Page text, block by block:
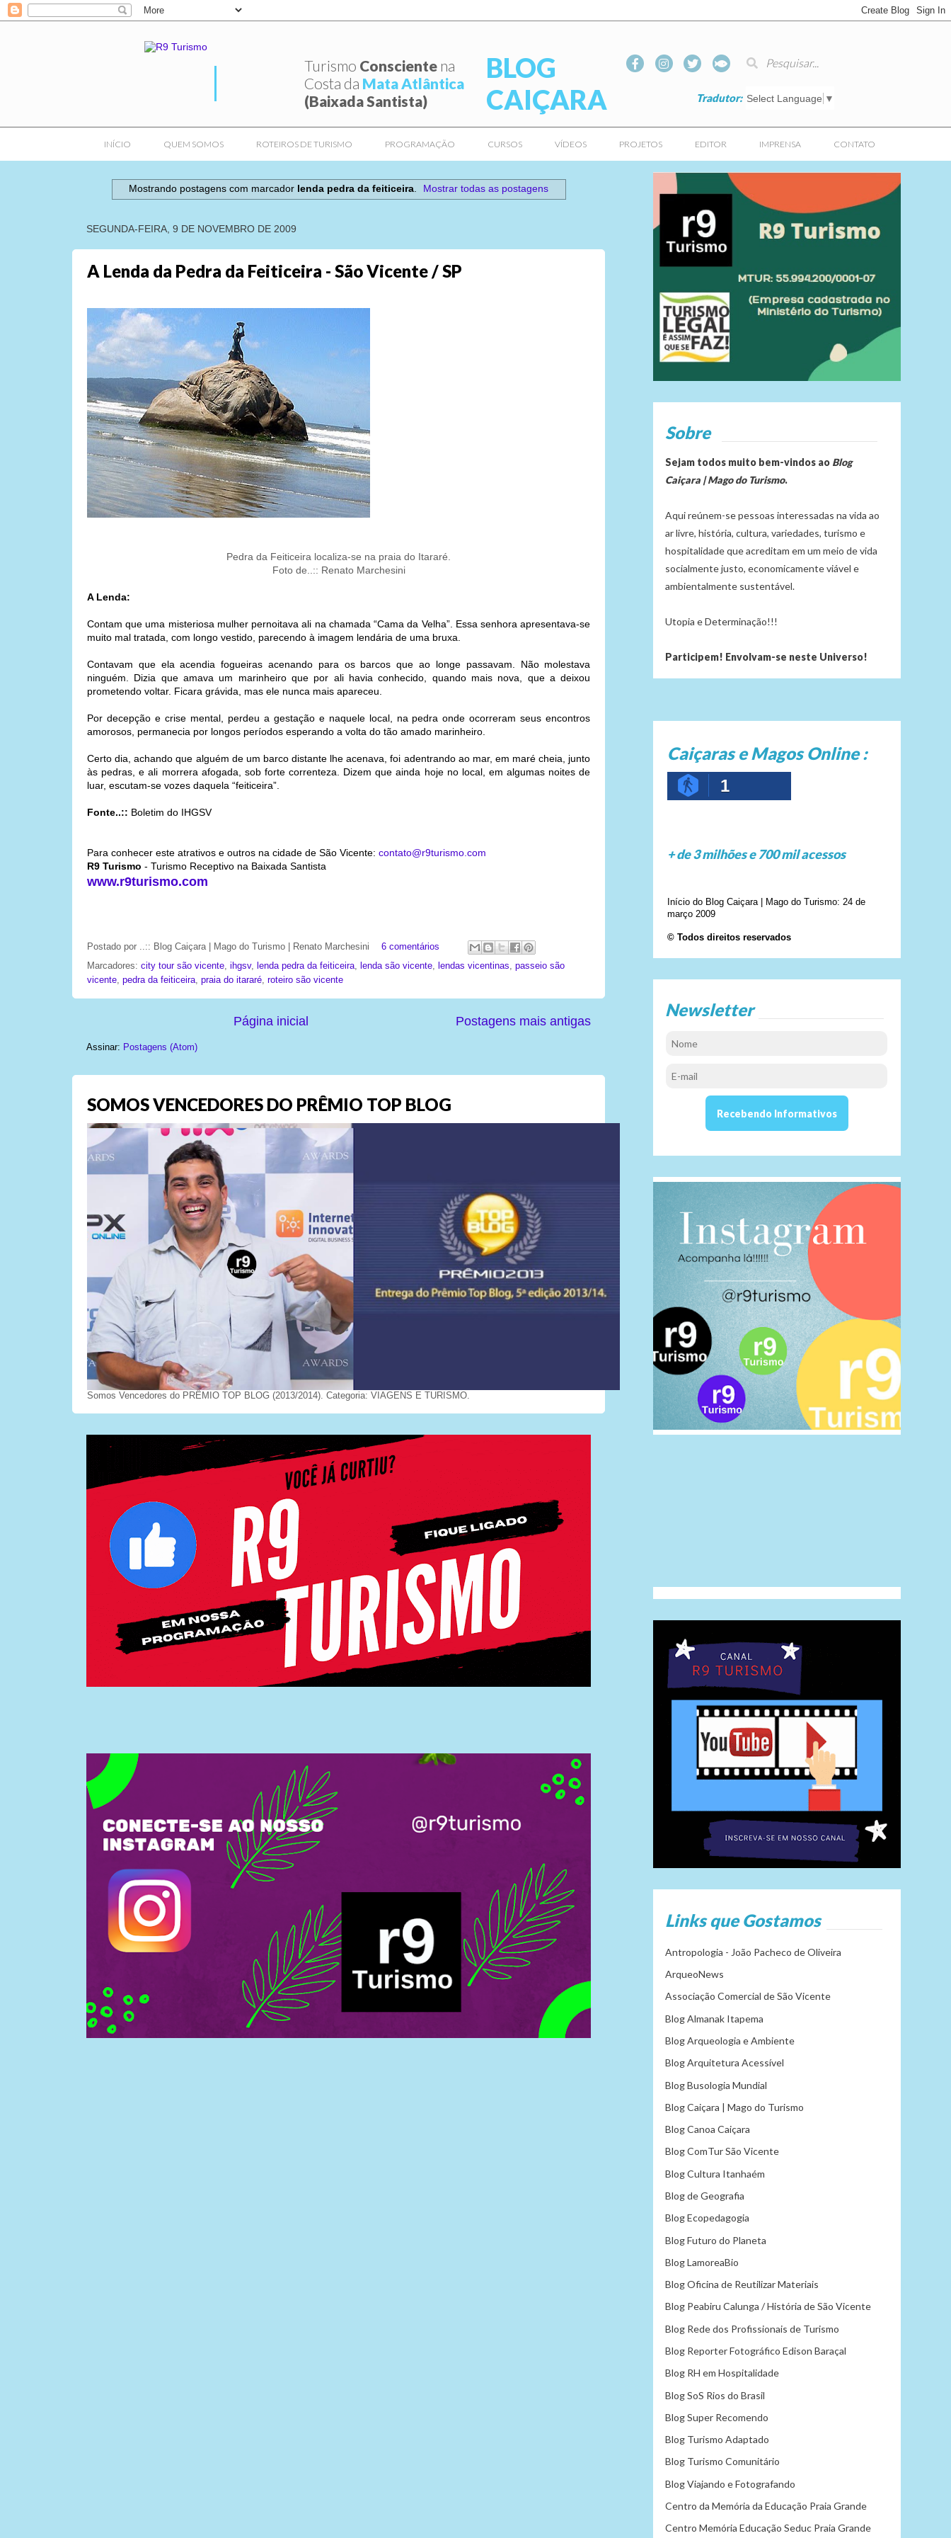
Turismo Consciente na
Costa da Mata Atlântica
(Baixada Santista)
BLOG
CAIÇARA
Select Language ▼
Tradutor:
INÍCIO QUEM SOMOS ROTEIROS DE TURISMO PROGRAMAÇÃO CURSOS VÍDEOS PROJETOS EDITOR IMPRENSA CONTATO
Mostrando postagens com marcador lenda pedra da feiticeira. Mostrar todas as postagens
SEGUNDA-FEIRA, 9 DE NOVEMBRO DE 2009
A Lenda da Pedra da Feiticeira - São Vicente / SP
Pedra da Feiticeira localiza-se na praia do Itararé.
Foto de..:: Renato Marchesini
A Lenda:
Contam que uma misteriosa mulher pernoitava ali na chamada “Cama da Velha”. Essa senhora apresentava-se
muito mal tratada, com longo vestido, parecendo à imagem lendária de uma bruxa.
Contavam que ela acendia fogueiras acenando para os barcos que ao longe passavam. Não molestava
ninguém. Dizia que amava um marinheiro que por ali havia conhecido, quando mais nova, que a deixou
prometendo voltar. Ficara grávida, mas ele nunca mais apareceu.
Por decepção e crise mental, perdeu a gestação e naquele local, na pedra onde ocorreram seus encontros
amorosos, permanecia por longos períodos esperando a volta do tão amado marinheiro.
Certo dia, achando que alguém de um barco distante lhe acenava, foi adentrando ao mar, em maré cheia, junto
às pedras, e ali morrera afogada, sob forte correnteza. Dizem que ainda hoje no local, em algumas noites de
luar, escutam-se vozes daquela “feiticeira”.
Fonte..:: Boletim do IHGSV
Para conhecer este atrativos e outros na cidade de São Vicente: contato@r9turismo.com
R9 Turismo - Turismo Receptivo na Baixada Santista
www.r9turismo.com
Postado por ..:: Blog Caiçara | Mago do Turismo | Renato Marchesini
6 comentários
Marcadores: city tour são vicente ihgsv, lenda pedra da feiticeira lenda são vicente lendas vicentinas
passeio são
vicente pedra da feiticeira praia do itararé roteiro são vicente
Postagens mais antigas
Página inicial
Assinar: Postagens (Atom)
SOMOS VENCEDORES DO PRÊMIO TOP BLOG
Somos Vencedores do PRÊMIO TOP BLOG (2013/2014). Categoria: VIAGENS E TURISMO.
Sobre
Sejam todos muito bem-vindos ao Blog
Caiçara | Mago do Turismo.
Aqui reúnem-se pessoas interessadas na vida ao
ar livre, história, cultura, variedades, turismo e
hospitalidade que acreditam em um meio de vida
socialmente justo, economicamente viável e
ambientalmente sustentável.
Utopia e Determinação!!!
Participem! Envolvam-se neste Universo!
Caiçaras e Magos Online :
1
+ de 3 milhões e 700 mil acessos
Início do Blog Caiçara | Mago do Turismo: 24 de
março 2009
© Todos direitos reservados
Newsletter
Links que Gostamos
Antropologia - João Pacheco de Oliveira
ArqueoNews
Associação Comercial de São Vicente
Blog Almanak Itapema
Blog Arqueologia e Ambiente
Blog Arquitetura Acessível
Blog Busologia Mundial
Blog Caiçara | Mago do Turismo
Blog Canoa Caiçara
Blog ComTur São Vicente
Blog Cultura Itanhaém
Blog de Geografia
Blog Ecopedagogia
Blog Futuro do Planeta
Blog LamoreaBio
Blog Oficina de Reutilizar Materiais
Blog Peabiru Calunga / História de São Vicente
Blog Rede dos Profissionais de Turismo
Blog Reporter Fotográfico Edison Baraçal
Blog RH em Hospitalidade
Blog SoS Rios do Brasil
Blog Super Recomendo
Blog Turismo Adaptado
Blog Turismo Comunitário
Blog Viajando e Fotografando
Centro da Memória da Educação Praia Grande
Centro Memória Educação Seduc Praia Grande